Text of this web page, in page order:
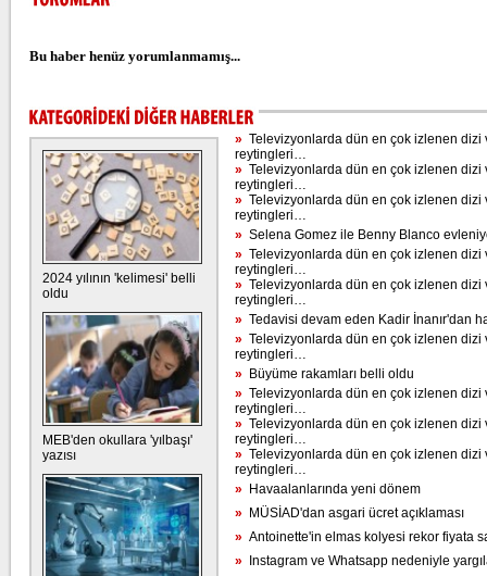
Bu haber henüz yorumlanmamış...
2024 yılının 'kelimesi' belli
oldu
MEB'den okullara 'yılbaşı'
yazısı
» Televizyonlarda dün en çok izlenen dizi
reytingleri…
» Televizyonlarda dün en çok izlenen dizi
reytingleri…
» Televizyonlarda dün en çok izlenen dizi
reytingleri…
» Selena Gomez ile Benny Blanco
» Televizyonlarda dün en çok izlenen dizi
reytingleri…
» Televizyonlarda dün en çok izlenen dizi
reytingleri…
» Tedavisi devam eden Kadir İnanır'dan
» Televizyonlarda dün en çok izlenen dizi
reytingleri…
» Büyüme rakamları belli oldu
» Televizyonlarda dün en çok izlenen dizi
reytingleri…
» Televizyonlarda dün en çok izlenen dizi
reytingleri…
» Televizyonlarda dün en çok izlenen dizi
reytingleri…
» Havaalanlarında yeni dönem
» MÜSİAD'dan asgari ücret açıklaması
» Antoinette'in elmas kolyesi rekor fiyata
» Instagram ve Whatsapp nedeniyle